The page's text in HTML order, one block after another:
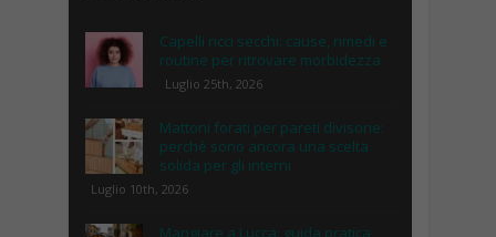
Capelli ricci secchi: cause, rimedi e
routine per ritrovare morbidezza
Luglio 25th, 2026
Mattoni forati per pareti divisorie:
perché sono ancora una scelta
solida per gli interni
Luglio 10th, 2026
Mangiare a Lucca: guida pratica